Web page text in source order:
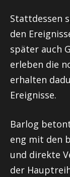
Stattdessen
den
später auch
erleben die
erhalten
Ereignisse.
Barlog
eng mit den
und direkte
der